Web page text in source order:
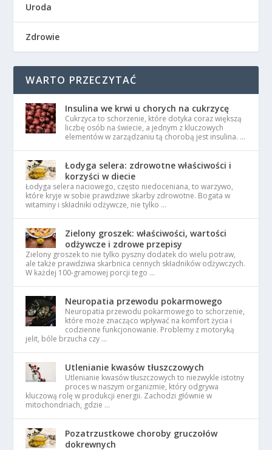
Uroda
Zdrowie
WARTO PRZECZYTAĆ
Insulina we krwi u chorych na cukrzycę
Cukrzyca to schorzenie, które dotyka coraz większą
liczbę osób na świecie, a jednym z kluczowych
elementów w zarządzaniu tą chorobą jest insulina. …
Łodyga selera: zdrowotne właściwości i
korzyści w diecie
Łodyga selera naciowego, często niedoceniana, to warzywo,
które kryje w sobie prawdziwe skarby zdrowotne. Bogata w
witaminy i składniki odżywcze, nie tylko …
Zielony groszek: właściwości, wartości
odżywcze i zdrowe przepisy
Zielony groszek to nie tylko pyszny dodatek do wielu potraw,
ale także prawdziwa skarbnica cennych składników odżywczych.
W każdej 100-gramowej porcji tego …
Neuropatia przewodu pokarmowego
Neuropatia przewodu pokarmowego to schorzenie,
które może znacząco wpływać na komfort życia i
codzienne funkcjonowanie. Problemy z motoryką
jelit, bóle brzucha czy …
Utlenianie kwasów tłuszczowych
Utlenianie kwasów tłuszczowych to niezwykle istotny
proces w naszym organizmie, który odgrywa
kluczową rolę w produkcji energii. Zachodzi głównie w
mitochondriach, gdzie …
Pozatrzustkowe choroby gruczołów
dokrewnych